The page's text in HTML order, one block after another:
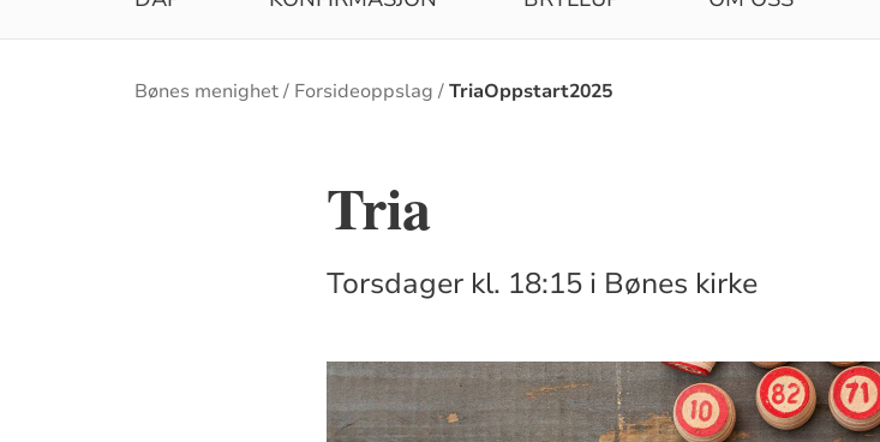
Brødsmulesti
Bønes menighet Forsideoppslag TriaOppstart2025
Tria
Torsdager kl. 18:15 i Bønes kirke